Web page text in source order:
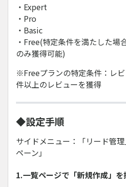
・Expert
・Pro
・Basic
・Free(特定条件を満たした場
のみ獲得可能)
※Freeプランの特定条件：レ
件以上のレビューを獲得
◆設定手順
サイドメニュー：「リード管
ペーン」
1.一覧ページで「新規作成」を